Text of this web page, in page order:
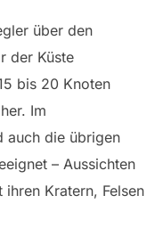
über den
der Küste
bis 20 Knoten
Im
auch die übrigen
– Aussichten
Kratern, Felsen